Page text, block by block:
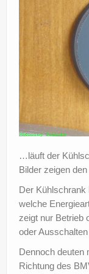
…läuft der
Bilder zeigen
Der Kühlschrank
welche
zeigt nur Betrieb
oder
Dennoch deuten
Richtung des